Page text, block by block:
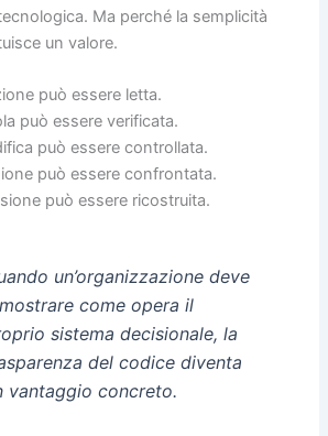
Ma perché la semplicità
un valore.
può essere letta.
può essere verificata.
può essere controllata.
può essere confrontata.
può essere ricostruita.
un’organizzazione deve
come opera il
sistema decisionale, la
del codice diventa
vantaggio concreto.